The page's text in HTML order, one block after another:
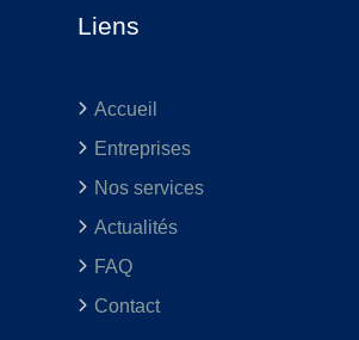
Liens
Accueil
Entreprises
Nos services
Actualités
FAQ
Contact